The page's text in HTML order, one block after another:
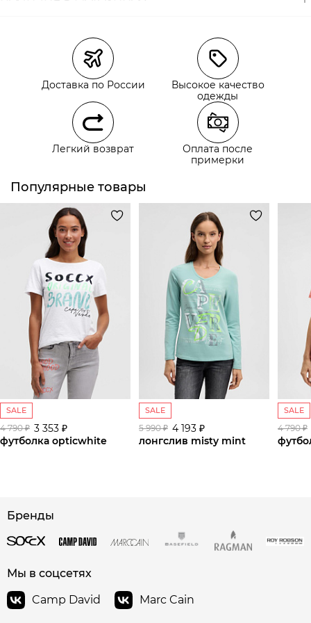
Курьерская доставка СДЭК
Самовывоз из пункта выдачи СДЭК
Самовывоз из наших магазинов
Курьерская доставка СДЭК
Самовывоз из пункта выдачи СДЭК
Доставка по России
Высокое качество
одежды
Легкий возврат
Оплата после
примерки
Популярные товары
SALE
4 790 ₽ 3 353 ₽
футболка opticwhite
SALE
5 990 ₽ 4 193 ₽
лонгслив misty mint
SALE
4 790 ₽
Бренды
Мы в соцсетях
Camp David
Marc Cain